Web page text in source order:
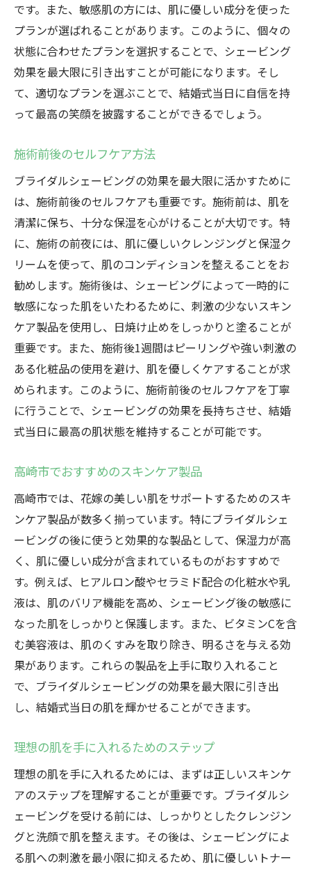
です。また、敏感肌の方には、肌に優しい成分を使った
プランが選ばれることがあります。このように、個々の
状態に合わせたプランを選択することで、シェービング
効果を最大限に引き出すことが可能になります。そし
て、適切なプランを選ぶことで、結婚式当日に自信を持
って最高の笑顔を披露することができるでしょう。
施術前後のセルフケア方法
ブライダルシェービングの効果を最大限に活かすために
は、施術前後のセルフケアも重要です。施術前は、肌を
清潔に保ち、十分な保湿を心がけることが大切です。特
に、施術の前夜には、肌に優しいクレンジングと保湿ク
リームを使って、肌のコンディションを整えることをお
勧めします。施術後は、シェービングによって一時的に
敏感になった肌をいたわるために、刺激の少ないスキン
ケア製品を使用し、日焼け止めをしっかりと塗ることが
重要です。また、施術後1週間はピーリングや強い刺激の
ある化粧品の使用を避け、肌を優しくケアすることが求
められます。このように、施術前後のセルフケアを丁寧
に行うことで、シェービングの効果を長持ちさせ、結婚
式当日に最高の肌状態を維持することが可能です。
高崎市でおすすめのスキンケア製品
高崎市では、花嫁の美しい肌をサポートするためのスキ
ンケア製品が数多く揃っています。特にブライダルシェ
ービングの後に使うと効果的な製品として、保湿力が高
く、肌に優しい成分が含まれているものがおすすめで
す。例えば、ヒアルロン酸やセラミド配合の化粧水や乳
液は、肌のバリア機能を高め、シェービング後の敏感に
なった肌をしっかりと保護します。また、ビタミンCを含
む美容液は、肌のくすみを取り除き、明るさを与える効
果があります。これらの製品を上手に取り入れること
で、ブライダルシェービングの効果を最大限に引き出
し、結婚式当日の肌を輝かせることができます。
理想の肌を手に入れるためのステップ
理想の肌を手に入れるためには、まずは正しいスキンケ
アのステップを理解することが重要です。ブライダルシ
ェービングを受ける前には、しっかりとしたクレンジン
グと洗顔で肌を整えます。その後は、シェービングによ
る肌への刺激を最小限に抑えるため、肌に優しいトナー